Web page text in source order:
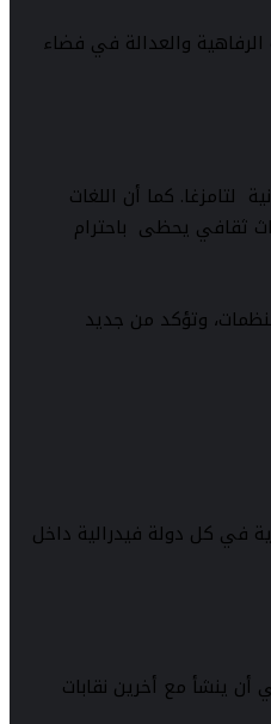
والعدالة في فضاء
لتامزغا. كما أن اللغات
ثقافي يحظى باحترام
وتؤكد من جديد
في كل دولة فيدرالية داخل
أن ينشأ مع أخرين نقابات